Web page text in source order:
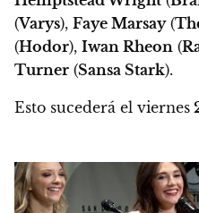
(Varys), Faye Marsay(
(Hodor), Iwan Rheon (
Turner (Sansa Stark).
Esto sucederá el viernes